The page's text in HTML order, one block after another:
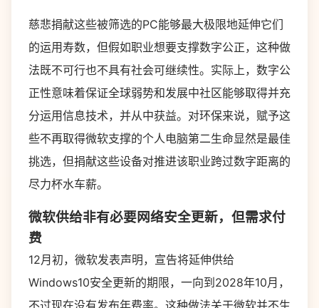
慈悲捐献这些被筛选的PC能够最大极限地延伸它们
的运用寿数，但假如职业想要支撑数字公正，这种做
法既不可行也不具有社会可继续性。实际上，数字公
正性意味着保证全球弱势和发展中社区能够取得并充
分运用信息技术，并从中获益。对环保来说，赋予这
些不再取得微软支撑的个人电脑第二生命显然是最佳
挑选，但捐献这些设备对推进该职业跨过数字距离的
尽力杯水车薪。
微软供给非有必要网络安全更新，但需求付
费
12月初，微软发表声明，宣告将延伸供给
Windows10安全更新的期限，一向到2028年10月，
不过现在没有发布年费率。这种做法关于微软并不生